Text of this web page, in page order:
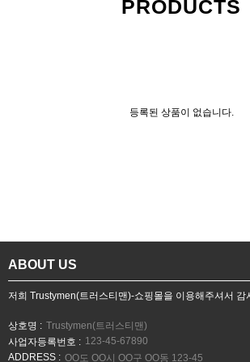
PRODUCTS
등록된 상품이 없습니다.
ABOUT US
저희 Trustymen(트러스티맨)-쇼핑몰을 이용해주셔서 감
상호명 : Trustymen(트러스티맨)
사업자등록번호 : 123-45-67890
ADDRESS : OO도 OO시 OO구 OO동 123-45